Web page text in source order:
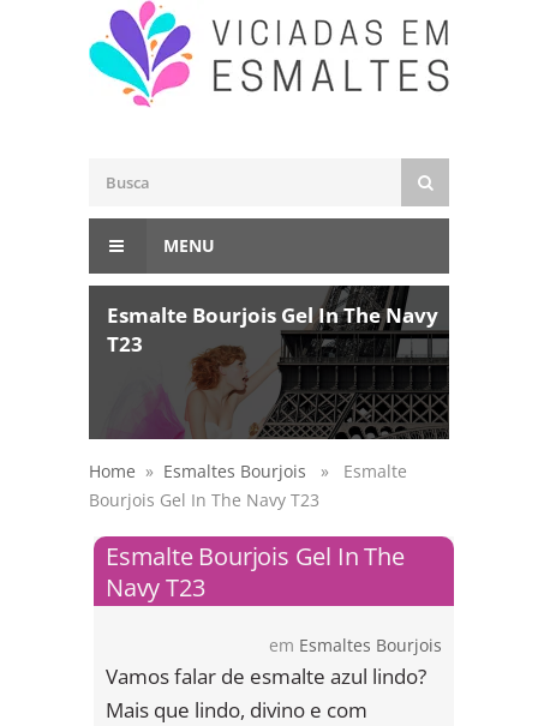
MENU
Esmalte Bourjois Gel In The Navy
T23
Home » Esmaltes Bourjois » Esmalte
Bourjois Gel In The Navy T23
Esmalte Bourjois Gel In The
Navy T23
em Esmaltes Bourjois
Vamos falar de esmalte azul lindo?
Mais que lindo, divino e com